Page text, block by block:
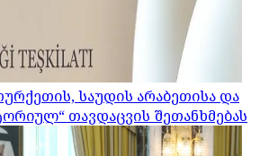
საუდის არაბეთისა და
თავდაცვის შეთანხმებას